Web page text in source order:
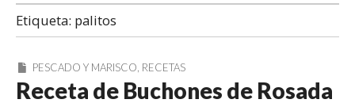
Etiqueta: palitos
PESCADO Y MARISCO, RECETAS
Receta de Buchones de Rosada